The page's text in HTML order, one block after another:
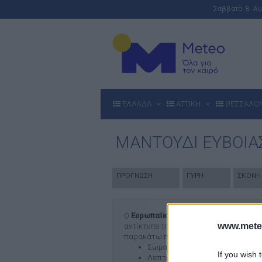
If you wish
Σάββατο 8
ΕΛΛΑΔΑ ΑΤΤΙΚΗ
ΜΑΝΤΟΥΔΙ
ΠΡΟΓΝΩΣΗ ΓΥΡΗ ΣΚΟΝΗ
Ο Ευρωπαϊκός Δείκτης Ποιότητας
αντίκτυπο της αέριας ρύπανσης στην
παρακάτω πέντε ρύπων:
Σωματίδια (PM10)
Λεπτόκοκκα σωματίδια (PM2.5)